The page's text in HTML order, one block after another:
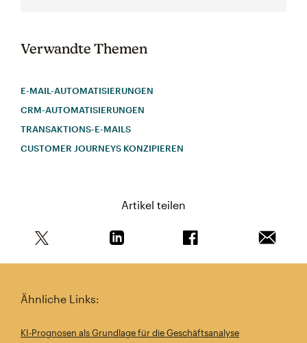
Verwandte Themen
E-MAIL-AUTOMATISIERUNGEN
CRM-AUTOMATISIERUNGEN
TRANSAKTIONS-E-MAILS
CUSTOMER JOURNEYS KONZIPIEREN
Artikel teilen
Ähnliche Links:
KI-Prognosen als Grundlage für die Geschäftsanalyse